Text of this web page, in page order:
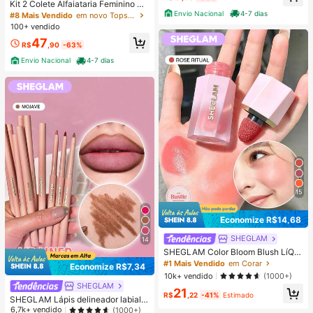
Kit 2 Colete Alfaiataria Feminino De
cote em V com Botões Forrados Ca
sual e Elegante Tendencia Verão
#8 Mais Vendido
em novo Tops Femininos
100+ vendido
R$47 ,90 -63%
Envio Nacional
4-7 dias
14
Economize R$7,34
SHEGLAM
SHEGLAM Lápis delineador labial S
o Lippy-Lápis delineador labial cre
6,7k+ vendido (1000+)
Envio Nacional
4-7 dias
15
Economize R$14,68
SHEGLAM
SHEGLAM Color Bloom Blush LíQui
do Acabamento Matte-Rose Ritual
Marca De Beleza CosméTicos Maq
uiagem Para Mulheres E Meninas
#1 Mais Vendido em Corar
10k+ vendido
(1000+)
R$21 ,22 -41% Estimado